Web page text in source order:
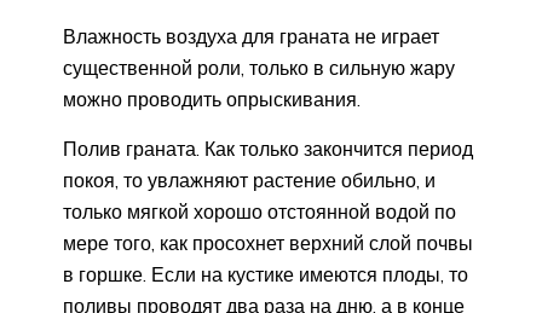
Влажность воздуха для граната не играет
существенной роли, только в сильную жару
можно проводить опрыскивания.
Полив граната. Как только закончится период
покоя, то увлажняют растение обильно, и
только мягкой хорошо отстоянной водой по
мере того, как просохнет верхний слой почвы
в горшке. Если на кустике имеются плоды, то
поливы проводят два раза на дню, а в конце